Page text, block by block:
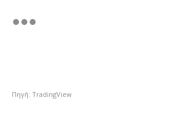
Πηγή: TradingView